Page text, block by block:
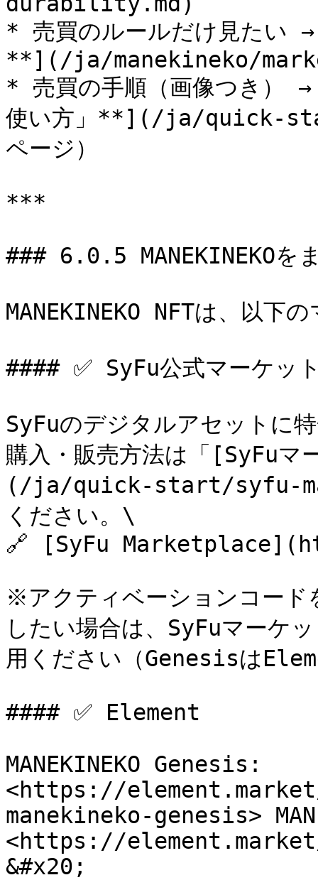
* 売買のルールだけ見たい
**](/ja/manekineko/
* 売買の手順（画像つき）
使い方」**](/ja/quick-
ページ）
***
### 6.0.5 MANEKINEKOを
MANEKINEKO NFTは、以下
#### ✅ SyFu公式マーケッ
SyFuのデジタルアセットに
購入・販売方法は「[SyFuマ
(/ja/quick-start/syfu-
ください。\
🔗 [SyFu
※アクティベーションコー
したい場合は、SyFuマーケ
用ください（Genesisは
#### ✅ Element
MANEKINEKO Genesis:
<https://
manekineko-genesis>
<https://
&#x20;